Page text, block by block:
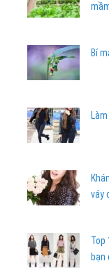
Bí
váy
Top
bạn